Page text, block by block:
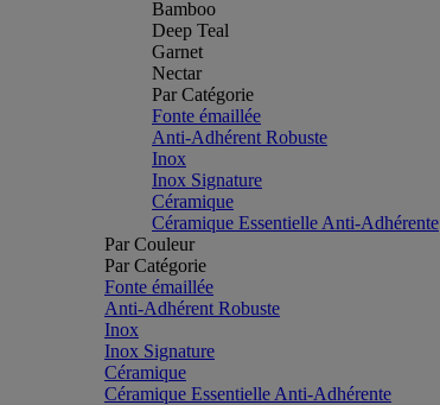
Bamboo
Deep Teal
Garnet
Nectar
Par Catégorie
Fonte émaillée
Anti-Adhérent Robuste
Inox
Inox Signature
Céramique
Céramique Essentielle Anti-Adhérente
Par Couleur
Par Catégorie
Fonte émaillée
Anti-Adhérent Robuste
Inox
Inox Signature
Céramique
Céramique Essentielle Anti-Adhérente